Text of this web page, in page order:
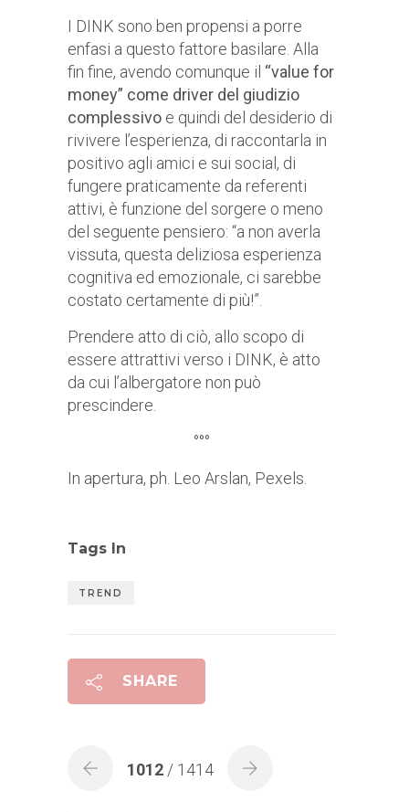
I DINK sono ben propensi a porre
enfasi a questo fattore basilare. Alla
fin fine, avendo comunque il “value for
money” come driver del giudizio
complessivo e quindi del desiderio di
rivivere l’esperienza, di raccontarla in
positivo agli amici e sui social, di
fungere praticamente da referenti
attivi, è funzione del sorgere o meno
del seguente pensiero: “a non averla
vissuta, questa deliziosa esperienza
cognitiva ed emozionale, ci sarebbe
costato certamente di più!”.
Prendere atto di ciò, allo scopo di
essere attrattivi verso i DINK, è atto
da cui l’albergatore non può
prescindere.
°°°
In apertura, ph. Leo Arslan, Pexels.
Tags In
TREND
SHARE
1012 / 1414